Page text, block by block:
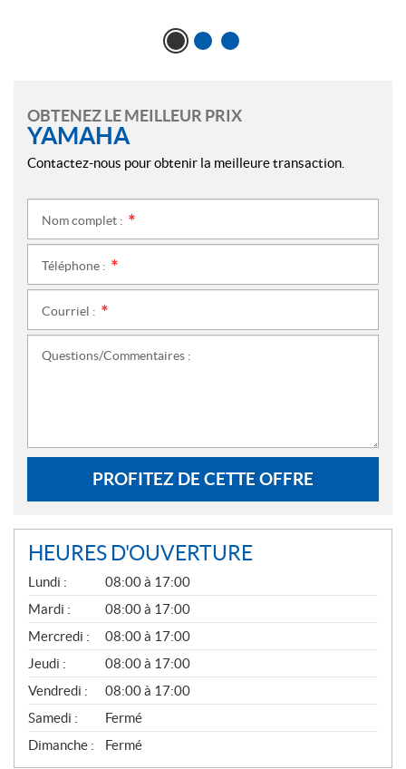
OBTENEZ LE MEILLEUR PRIX
YAMAHA
Contactez-nous pour obtenir la meilleure transaction.
Nom complet :
Téléphone :
Courriel :
Questions/Commentaires :
PROFITEZ DE CETTE OFFRE
HEURES D'OUVERTURE
G
É
N
É
R
A
L
Lundi :
08:00 à 17:00
Mardi :
08:00 à 17:00
Mercredi :
08:00 à 17:00
Jeudi :
08:00 à 17:00
Vendredi :
08:00 à 17:00
Samedi :
Fermé
Dimanche :
Fermé